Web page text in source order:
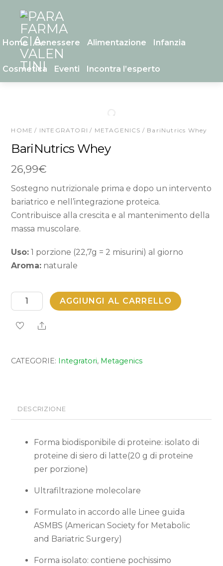
content
Home Benessere Alimentazione Infanzia
Cosmetica Eventi Incontra l’esperto
HOME / INTEGRATORI / METAGENICS / BariNutrics Whey
BariNutrics Whey
26,99€
Sostegno nutrizionale prima e dopo un intervento
bariatrico e nell’integrazione proteica.
Contribuisce alla crescita e al mantenimento della
massa muscolare.
Uso: 1 porzione (22,7g = 2 misurini) al giorno
Aroma: naturale
BariNutrics
Whey
quantità
AGGIUNGI AL CARRELLO
Share
CATEGORIE: Integratori, Metagenics
DESCRIZIONE
Forma biodisponibile di proteine: isolato di
proteine di siero di latte(20 g di proteine
per porzione)
Ultrafiltrazione molecolare
Formulato in accordo alle Linee guida
ASMBS (American Society for Metabolic
and Bariatric Surgery)
Forma isolato: contiene pochissimo